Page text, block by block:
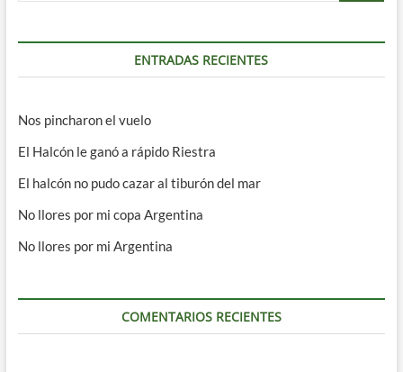
ENTRADAS RECIENTES
Nos pincharon el vuelo
El Halcón le ganó a rápido Riestra
El halcón no pudo cazar al tiburón del mar
No llores por mi copa Argentina
No llores por mi Argentina
COMENTARIOS RECIENTES